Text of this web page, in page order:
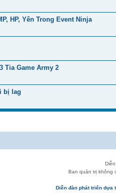
HP, Yên Trong Event Ninja
Tia Game Army 2
bị lag
Ban quản trị không
Diễn đàn phát triển dựa